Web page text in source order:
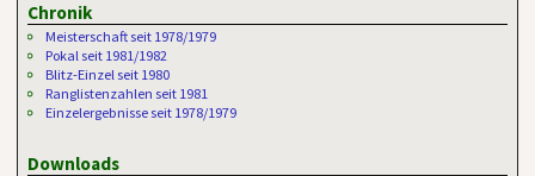
Chronik
Meisterschaft seit 1978/1979
Pokal seit 1981/1982
Blitz-Einzel seit 1980
Ranglistenzahlen seit 1981
Einzelergebnisse seit 1978/1979
Downloads